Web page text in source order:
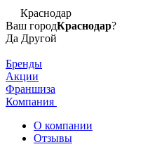
Краснодар
Ваш городКраснодар?
Да Другой
Бренды
Акции
Франшиза
Компания
О компании
Отзывы